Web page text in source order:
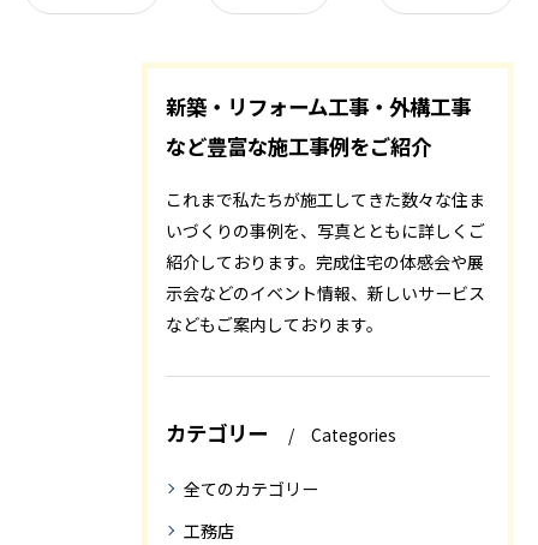
新築・リフォーム工事・外構工事
など豊富な施工事例をご紹介
これまで私たちが施工してきた数々な住ま
いづくりの事例を、写真とともに詳しくご
紹介しております。完成住宅の体感会や展
示会などのイベント情報、新しいサービス
などもご案内しております。
カテゴリー Categories
全てのカテゴリー
工務店